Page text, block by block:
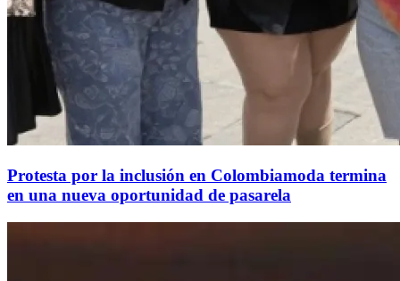
Protesta por la inclusión en Colombiamoda termina
en una nueva oportunidad de pasarela